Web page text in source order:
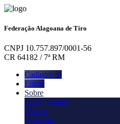
Federação Alagoana de Tiro
CNPJ 10.757.897/0001-56
CR 64182 / 7ª RM
Cadastre-se
Entrar
Sobre
Quem Somos
Clubes
Diretoria